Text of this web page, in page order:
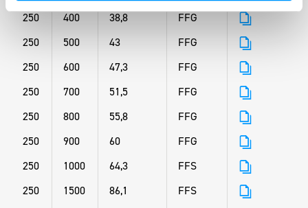
250
400 38,8
FFG
250
500 43
FFG
250
600 47,3
FFG
250
700 51,5
FFG
250
800 55,8
FFG
250
900 60
FFG
250
1000 64,3
FFS
250
1500 86,1
FFS